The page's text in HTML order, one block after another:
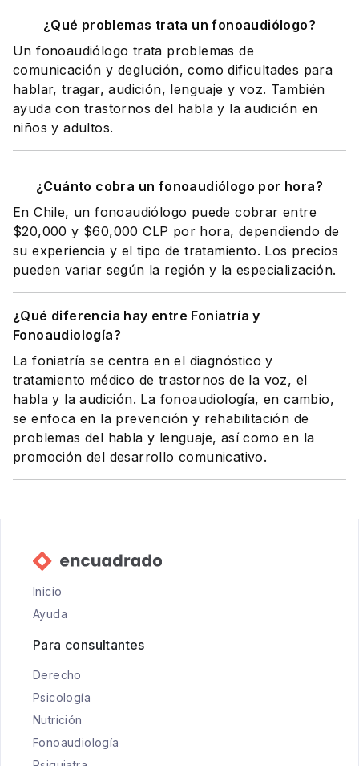
¿Qué problemas trata un fonoaudiólogo?
Un fonoaudiólogo trata problemas de
comunicación y deglución, como dificultades para
hablar, tragar, audición, lenguaje y voz. También
ayuda con trastornos del habla y la audición en
niños y adultos.
¿Cuánto cobra un fonoaudiólogo por hora?
En Chile, un fonoaudiólogo puede cobrar entre
$20,000 y $60,000 CLP por hora, dependiendo de
su experiencia y el tipo de tratamiento. Los precios
pueden variar según la región y la especialización.
¿Qué diferencia hay entre Foniatría y
Fonoaudiología?
La foniatría se centra en el diagnóstico y
tratamiento médico de trastornos de la voz, el
habla y la audición. La fonoaudiología, en cambio,
se enfoca en la prevención y rehabilitación de
problemas del habla y lenguaje, así como en la
promoción del desarrollo comunicativo.
Inicio
Ayuda
Para consultantes
Derecho
Psicología
Nutrición
Fonoaudiología